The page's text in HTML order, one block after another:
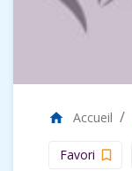
home Accueil
Favori bookmark_border